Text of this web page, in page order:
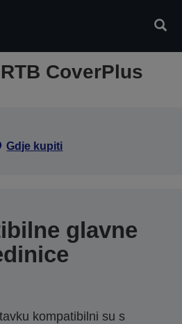
CoverPlus
Gdje kupiti
glavne
kompatibilni su s